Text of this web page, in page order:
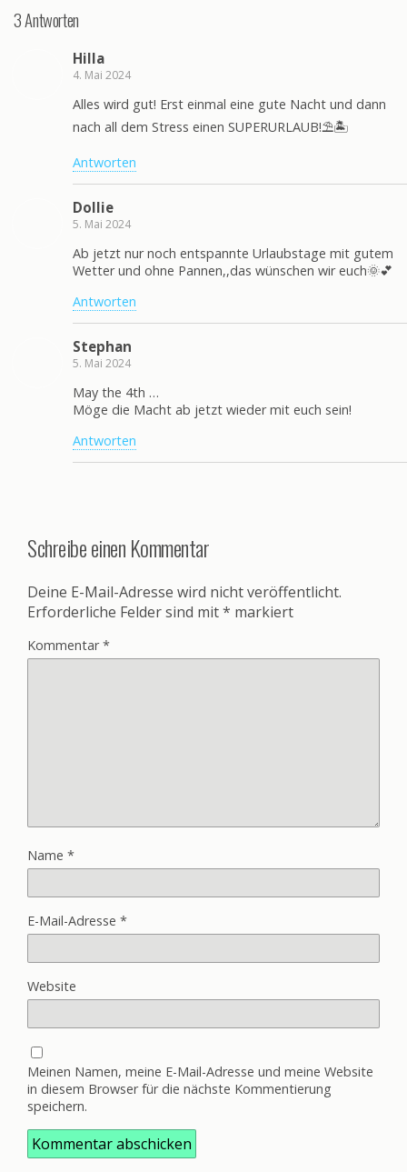
3 Antworten
Hilla
4. Mai 2024
Alles wird gut! Erst einmal eine gute Nacht und dann
nach all dem Stress einen SUPERURLAUB!⛱️🏝️
Antworten
Dollie
5. Mai 2024
Ab jetzt nur noch entspannte Urlaubstage mit gutem
Wetter und ohne Pannen,,das wünschen wir euch🌞💕
Antworten
Stephan
5. Mai 2024
May the 4th …
Möge die Macht ab jetzt wieder mit euch sein!
Antworten
Schreibe einen Kommentar
Deine E-Mail-Adresse wird nicht veröffentlicht.
Erforderliche Felder sind mit* markiert
Kommentar*
Name *
E-Mail-Adresse *
Website
Meinen Namen, meine E-Mail-Adresse und meine Website
in diesem Browser für die nächste Kommentierung
speichern.